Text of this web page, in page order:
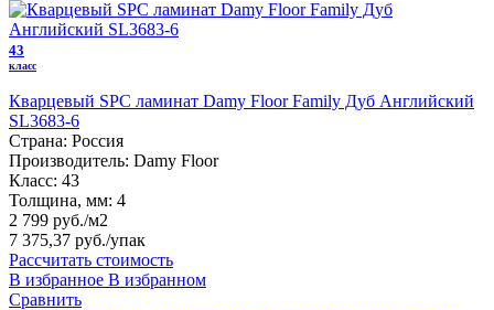
43
класс
Кварцевый SPC ламинат Damy Floor Family Дуб Английский
SL3683-6
Страна: Россия
Производитель: Damy Floor
Класс: 43
Толщина, мм: 4
2 799 руб./м2
7 375,37 руб./упак
Рассчитать стоимость
В избранное В избранном
Сравнить